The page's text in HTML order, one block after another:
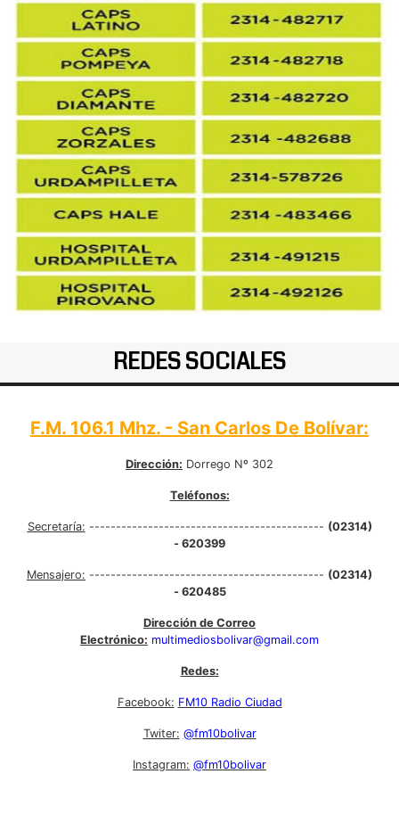
REDES SOCIALES
F.M. 106.1 Mhz. - San Carlos De Bolívar:
Dirección: Dorrego Nº 302
Teléfonos:
Secretaría: -------------------------------------------- (02314)
- 620399
Mensajero: -------------------------------------------- (02314)
- 620485
Dirección de Correo
Electrónico: multimediosbolivar@gmail.com
Redes:
Facebook: FM10 Radio Ciudad
Twiter: @fm10bolivar
Instagram: @fm10bolivar